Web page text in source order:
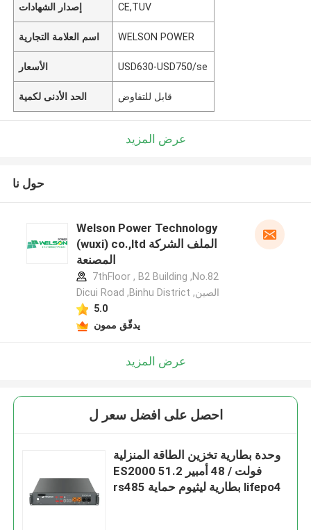
إصدار الشهادات CE,TUV
اسم العلامة التجارية WELSON POWER
الأسعار USD630-USD750/se
الحد الأدنى لكمية قابل للتفاوض
عرض المزيد
حول نا
Welson Power Technology
(wuxi) co.,ltd الملف الشركة
المصنعة
7thFloor , B2 Building ,No.82
Dicui Road ,Binhu District ,الصين
5.0
يدقّق ممون
عرض المزيد
احصل على افضل سعر ل
وحدة بطارية تخزين الطاقة المنزلية
ES2000 51.2 فولت / 48 أمبير
rs485 بطارية ليثيوم حماية lifepo4